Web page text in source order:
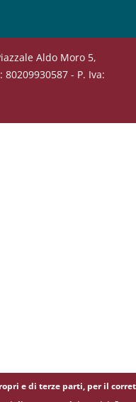
Aldo Moro 5,
80209930587 - P. Iva:
e di terze parti, per il